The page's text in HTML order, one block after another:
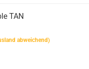
TAN
abweichend)